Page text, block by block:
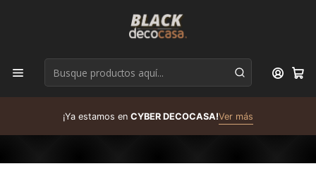
¡Ya estamos en CYBER DECOCASA!Ver más